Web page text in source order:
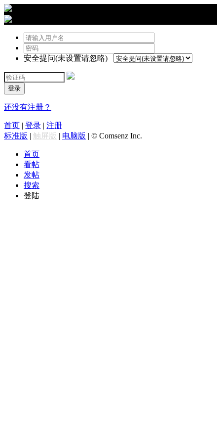
安全提问(未设置请忽略)
登录
还没有注册？
首页 | 登录 | 注册
标准版 | 触屏版 | 电脑版 | © Comsenz Inc.
首页
看帖
发帖
搜索
登陆